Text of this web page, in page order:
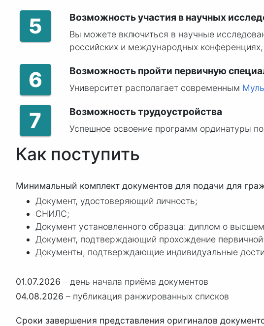
5 Возможность участия в научных
Вы можете включиться в научные
российских и международных
6 Возможность пройти первичную
Университет располагает современным
7 Возможность трудоустройства
Успешное освоение программ ординатуры
Как поступить
Минимальный комплект документов для подачи для
Документ, удостоверяющий личность;
СНИЛС;
Документ установленного образца: диплом о
Документ, подтверждающий прохождение первичной
Документы, подтверждающие индивидуальные
01.07.2026 – день начала приёма документов
04.08.2026 – публикация ранжированных списков
Сроки завершения представления оригиналов